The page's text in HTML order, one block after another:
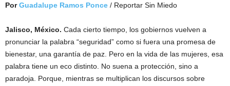
PorGuadalupe Ramos Ponce / Reportar Sin Miedo
Jalisco, México. Cada cierto tiempo, los gobiernos vuelven a
pronunciar la palabra “seguridad” como si fuera una promesa de
bienestar, una garantía de paz. Pero en la vida de las mujeres, esa
palabra tiene un eco distinto. No suena a protección, sino a
paradoja. Porque, mientras se multiplican los discursos sobre